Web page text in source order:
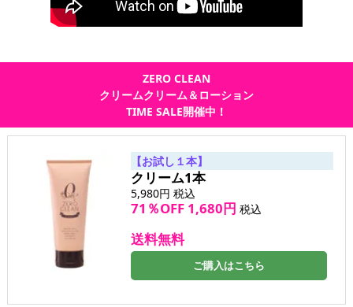
ZERO CLEAN
クリームクリーム＆ローション
TIME SALE開催中！
【お試し１本】
クリーム1本
5,980円 税込
71％OFF 1,680円 税込
送料無料
ご購入はこちら